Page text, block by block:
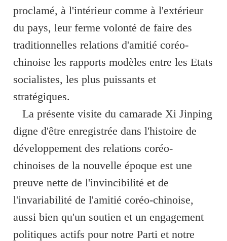
proclamé, à l'intérieur comme à l'extérieur
du pays, leur ferme volonté de faire des
traditionnelles relations d'amitié coréo-
chinoise les rapports modèles entre les Etats
socialistes, les plus puissants et
stratégiques.
La présente visite du camarade Xi Jinping
digne d'être enregistrée dans l'histoire de
développement des relations coréo-
chinoises de la nouvelle époque est une
preuve nette de l'invincibilité et de
l'invariabilité de l'amitié coréo-chinoise,
aussi bien qu'un soutien et un engagement
politiques actifs pour notre Parti et notre